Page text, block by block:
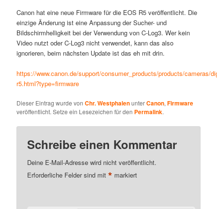
Canon hat eine neue Firmware für die EOS R5 veröffentlicht. Die
einzige Änderung ist eine Anpassung der Sucher- und
Bildschirmhelligkeit bei der Verwendung von C-Log3. Wer kein
Video nutzt oder C-Log3 nicht verwendet, kann das also
ignorieren, beim nächsten Update ist das eh mit drin.
https://www.canon.de/support/consumer_products/products/cameras/
r5.html?type=firmware
Dieser Eintrag wurde vonChr. WestphalenunterCanon,Firmware
veröffentlicht. Setze ein Lesezeichen für den Permalink.
Schreibe einen Kommentar
Deine E-Mail-Adresse wird nicht veröffentlicht.
Erforderliche Felder sind mit* markiert